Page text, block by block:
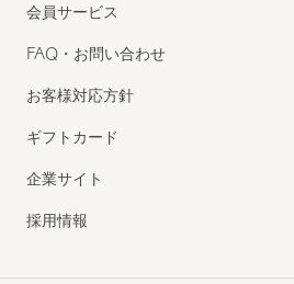
会員サービス
FAQ・お問い合わせ
お客様対応方針
ギフトカード
企業サイト
採用情報